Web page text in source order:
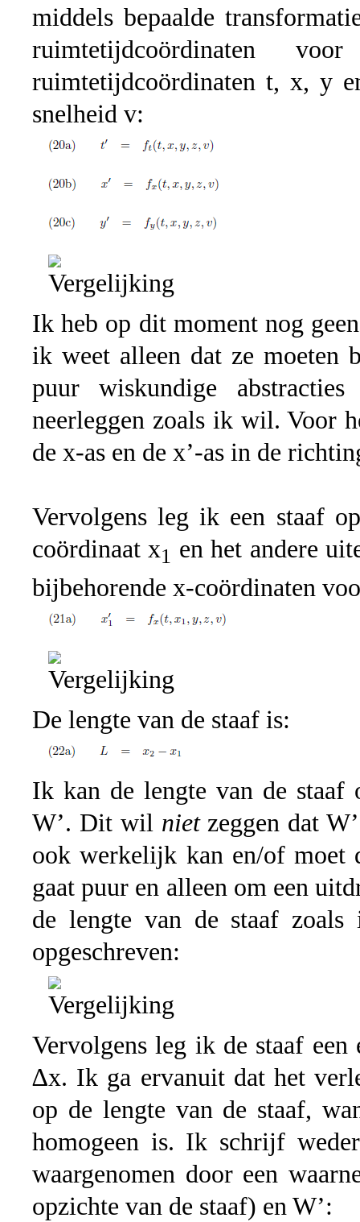
middels bepaalde
ruimtetijdcoördinaten
ruimtetijdcoördinaten t, x, y
snelheid v:
Ik heb op dit moment nog
ik weet alleen dat ze moeten
puur wiskundige
neerleggen zoals ik wil. Voor
de x-as en de x’-as in de
Vervolgens leg ik een staaf
coördinaat x1 en het andere
bijbehorende x-coördinaten
De lengte van de staaf is:
Ik kan de lengte van de staaf
W’. Dit wil nietzeggen dat
ook werkelijk kan en/of moet
gaat puur en alleen om een
de lengte van de staaf
opgeschreven:
Vervolgens leg ik de staaf
∆x. Ik ga ervanuit dat het
op de lengte van de staaf,
homogeen is. Ik schrijf
waargenomen door een
opzichte van de staaf) en W’: